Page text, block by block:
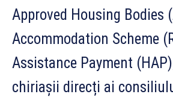
Approved Housing Bodies
Accommodation Scheme
Assistance Payment
chiriașii direcți ai